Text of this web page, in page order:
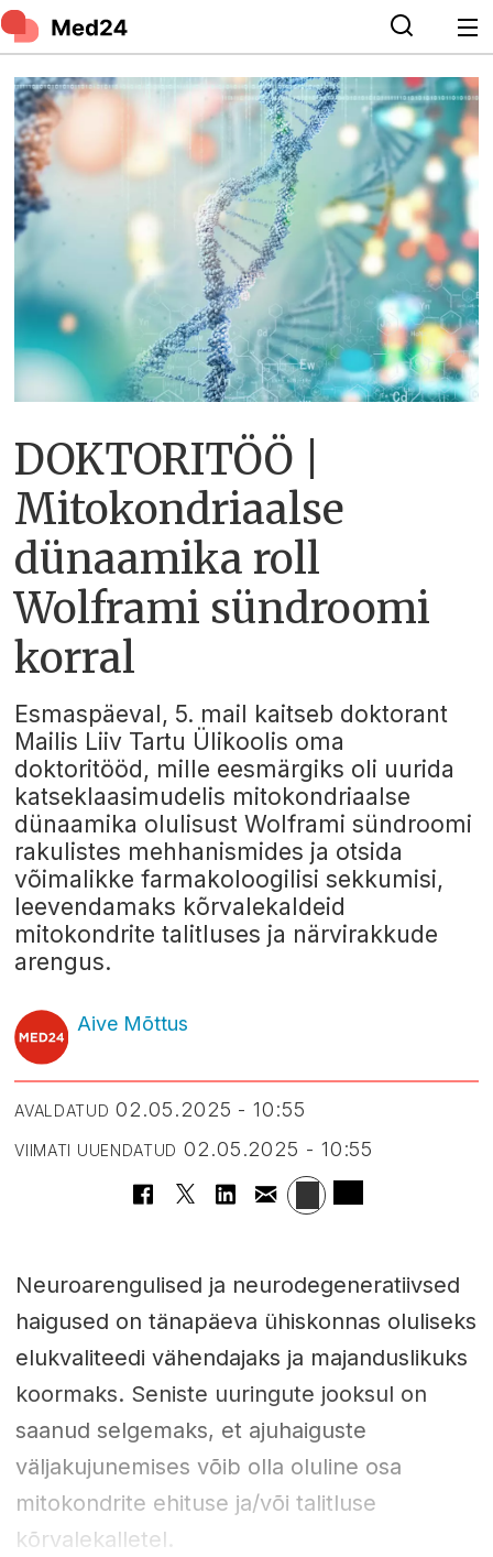
DOKTORITÖÖ |
Mitokondriaalse
dünaamika roll
Wolframi sündroomi
korral
Esmaspäeval, 5. mail kaitseb doktorant
Mailis Liiv Tartu Ülikoolis oma
doktoritööd, mille eesmärgiks oli uurida
katseklaasimudelis mitokondriaalse
dünaamika olulisust Wolframi sündroomi
rakulistes mehhanismides ja otsida
võimalikke farmakoloogilisi sekkumisi,
leevendamaks kõrvalekaldeid
mitokondrite talitluses ja närvirakkude
arengus.
Aive Mõttus
AVALDATUD 02.05.2025 - 10:55
VIIMATI UUENDATUD 02.05.2025 - 10:55
Neuroarengulised ja neurodegeneratiivsed
haigused on tänapäeva ühiskonnas oluliseks
elukvaliteedi vähendajaks ja majanduslikuks
koormaks. Seniste uuringute jooksul on
saanud selgemaks, et ajuhaiguste
väljakujunemises võib olla oluline osa
mitokondrite ehituse ja/või talitluse
kõrvalekalletel.